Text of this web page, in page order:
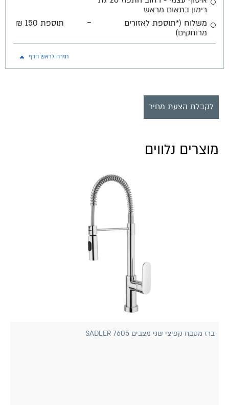
רימון בתאום מראש
משלוח (*תוספת לאזורים
מרוחקים)
- תוספת 150 ₪
חזרה לראש הדף
לקבלת הצעת מחיר
מוצרים נלווים
ברז מטבח קפיצי שני מצבים 7605 SADLER